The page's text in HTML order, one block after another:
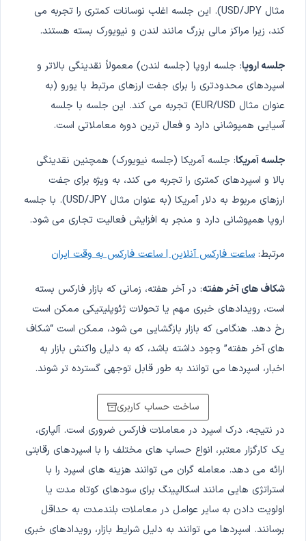
مثال USD/JPY). این جلسه اغلب نوسانات کمتری را تجربه می
کند، زیرا مراکز مالی بزرگ مانند لندن و نیویورک بسته هستند.
جلسه اروپا: جلسه اروپا (جلسه لندن) معمولاً نقدینگی بالاتر و
اسپردهای محدودتری را برای جفت ارزهای مرتبط با یورو (به
عنوان مثال EUR/USD) تجربه می کند. این جلسه با جلسه
آسیایی همپوشانی دارد و فعال ترین دوره معاملاتی است.
جلسه آمریکا: جلسه آمریکا (جلسه نیویورک) همچنین نقدینگی
بالا و اسپردهای کمتری را تجربه می کند، به ویژه برای جفت
ارزهای مربوط به دلار آمریکا (به عنوان مثال USD/JPY). با جلسه
اروپا همپوشانی دارد و منجر به افزایش فعالیت تجاری می شود.
مرتبط: ساعت فارکس آنلاین | ساعت فارکس به وقت ایران
شکاف های آخر هفته: در آخر هفته، زمانی که بازار فارکس بسته
است، رویدادهای خبری مهم یا تحولات ژئوپلیتیکی ممکن است
رخ دهد. هنگامی که بازار بازگشایی می شود، ممکن است “شکاف
های آخر هفته” وجود داشته باشد، که به دلیل واکنش بازار به
اخبار، اسپردها می توانند به طور قابل توجهی گسترده تر شوند.
ساخت حساب کاربری
در نتیجه، درک اسپرد در معاملات فارکس ضروری است. آلپاری،
یک کارگزار معتبر، انواع حساب های مختلف را با اسپردهای رقابتی
ارائه می دهد. معامله گران می توانند هزینه های اسپرد را با
استراتژی هایی مانند اسکالپینگ برای سودهای کوتاه مدت یا
اولویت دادن به سایر عوامل در معاملات بلندمدت به حداقل
برسانند. اسپردها می توانند به دلیل شرایط بازار، رویدادهای خبری